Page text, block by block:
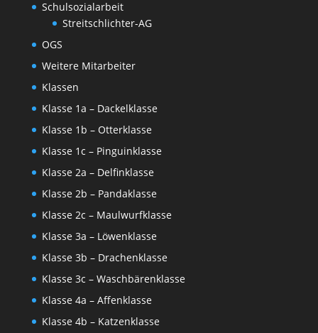
Schulsozialarbeit
Streitschlichter-AG
OGS
Weitere Mitarbeiter
Klassen
Klasse 1a – Dackelklasse
Klasse 1b – Otterklasse
Klasse 1c – Pinguinklasse
Klasse 2a – Delfinklasse
Klasse 2b – Pandaklasse
Klasse 2c – Maulwurfklasse
Klasse 3a – Löwenklasse
Klasse 3b – Drachenklasse
Klasse 3c – Waschbärenklasse
Klasse 4a – Affenklasse
Klasse 4b – Katzenklasse